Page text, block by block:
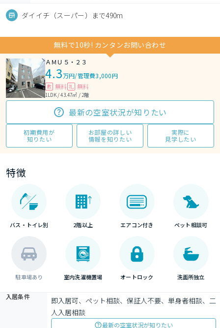
ダイイチ（スーパー）まで490m
無料で10秒! カンタンお問い合わせ
ＡＭＵ５・２３
4.3万円/管理費3,000円
敷 無料 礼 無料
1LDK / 43.47㎡ / 2階
最新の空室状況が知りたい
初期費用が
知りたい
お部屋の詳しい
情報を知りたい
実際に
見学したい
特徴
バス・トイレ別 2階以上 エアコン付き ペット相談可
駐車場あり 室内洗濯機置場 オートロック 洗面所独立
入居条件
即入居可、ペット相談、保証人不要、単身者相談、二
人入居相談
最新の空室状況が知りたい